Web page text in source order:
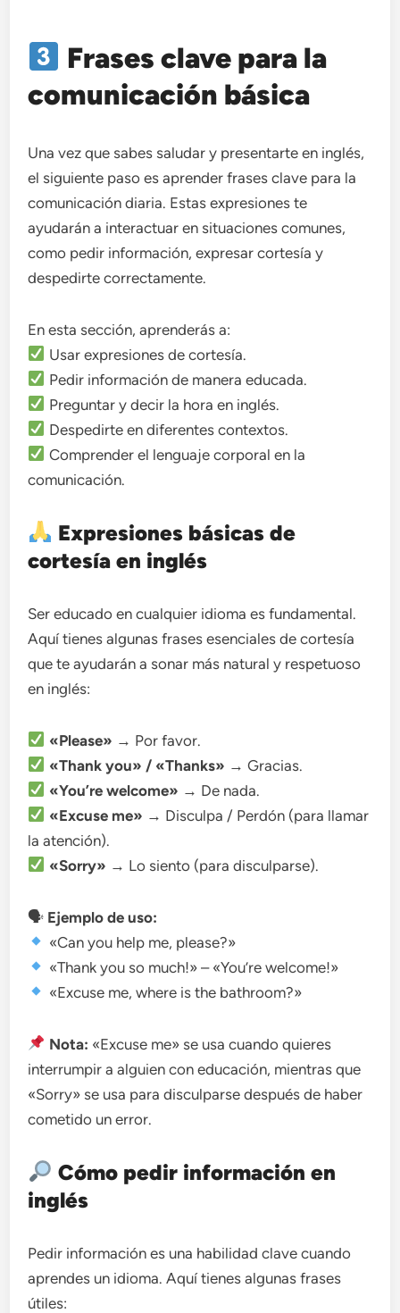
Frases clave para la
comunicación básica
Una vez que sabes saludar y presentarte en inglés,
el siguiente paso es aprender frases clave para la
comunicación diaria. Estas expresiones te
ayudarán a interactuar en situaciones comunes,
como pedir información, expresar cortesía y
despedirte correctamente.
En esta sección, aprenderás a:
Usar expresiones de cortesía.
Pedir información de manera educada.
Preguntar y decir la hora en inglés.
Despedirte en diferentes contextos.
Comprender el lenguaje corporal en la
comunicación.
Expresiones básicas de
cortesía en inglés
Ser educado en cualquier idioma es fundamental.
Aquí tienes algunas frases esenciales de cortesía
que te ayudarán a sonar más natural y respetuoso
en inglés:
«Please» → Por favor.
«Thank you» / «Thanks» → Gracias.
«You’re welcome» → De nada.
«Excuse me» → Disculpa / Perdón (para llamar
la atención).
«Sorry» → Lo siento (para disculparse).
🗣 Ejemplo de uso:
«Can you help me, please?»
«Thank you so much!» – «You’re welcome!»
«Excuse me, where is the bathroom?»
Nota: «Excuse me» se usa cuando quieres
interrumpir a alguien con educación, mientras que
«Sorry» se usa para disculparse después de haber
cometido un error.
Cómo pedir información en
inglés
Pedir información es una habilidad clave cuando
aprendes un idioma. Aquí tienes algunas frases
útiles: